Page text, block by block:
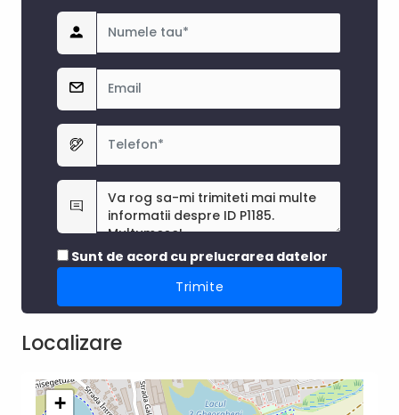
Sunt de acord cu prelucrarea datelor
Localizare
+